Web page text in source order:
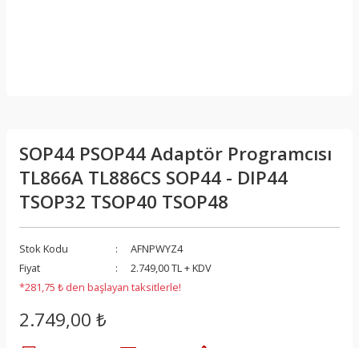
SOP44 PSOP44 Adaptör Programcısı
TL866A TL886CS SOP44 - DIP44
TSOP32 TSOP40 TSOP48
Stok Kodu
AFNPWYZ4
Fiyat
2.749,00 TL + KDV
*281,75 ₺ den başlayan taksitlerle!
2.749,00 ₺